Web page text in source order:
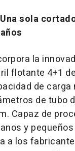
sola
la
flotante 4+1
de carga
de tubo
Capaz de
y
a los